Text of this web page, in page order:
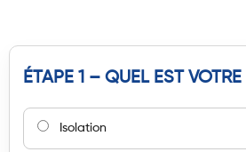
ÉTAPE 1 – QUEL EST
Isolation